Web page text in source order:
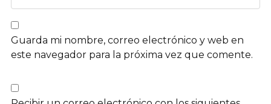
Guarda mi nombre, correo electrónico y web en
este navegador para la próxima vez que comente.